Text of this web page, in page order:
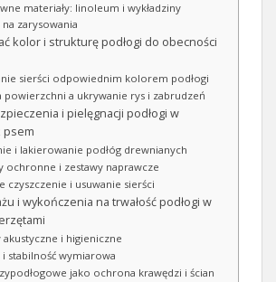
materiały: linoleum i wykładziny
zarysowania
kolor i strukturę podłogi do obecności
sierści odpowiednim kolorem podłogi
powierzchni a ukrywanie rys i zabrudzeń
i pielęgnacji podłogi w
psem
i lakierowanie podłóg drewnianych
ochronne i zestawy naprawcze
czyszczenie i usuwanie sierści
i wykończenia na trwałość podłogi w
akustyczne i higieniczne
i stabilność wymiarowa
jako ochrona krawędzi i ścian